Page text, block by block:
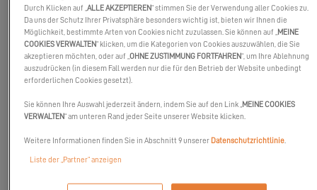
SilèneExcess dabei geholfen, auf dem Siegerpodest unter den
Herausforderung anzunehmen! Wir laden Sie ein, in dieses
Excess-Abenteuer einzutauchen und zu dieser 2700-Meilen-
Durch Klicken auf „ ALLE AKZEPTIEREN“ stimmen Sie der Verwendung aller Cookies zu.
Da uns der Schutz Ihrer Privatsphäre besonders wichtig ist, bieten wir Ihnen die
Möglichkeit, bestimmte Arten von Cookies nicht zuzulassen. Sie können auf „ MEINE
COOKIES VERWALTEN“ klicken, um die Kategorien von Cookies auszuwählen, die Sie
akzeptieren möchten, oder auf „OHNE ZUSTIMMUNG FORTFAHREN“, um Ihre Ablehnung
auszudrücken (in diesem Fall werden nur die für den Betrieb der Website unbedingt
erforderlichen Cookies gesetzt).
Sie können Ihre Auswahl jederzeit ändern, indem Sie auf den Link „ MEINE COOKIES
VERWALTEN“ am unteren Rand jeder Seite unserer Website klicken.
Weitere Informationen finden Sie in Abschnitt 9 unserer Datenschutzrichtlinie
Liste der „Partner“ anzeigen